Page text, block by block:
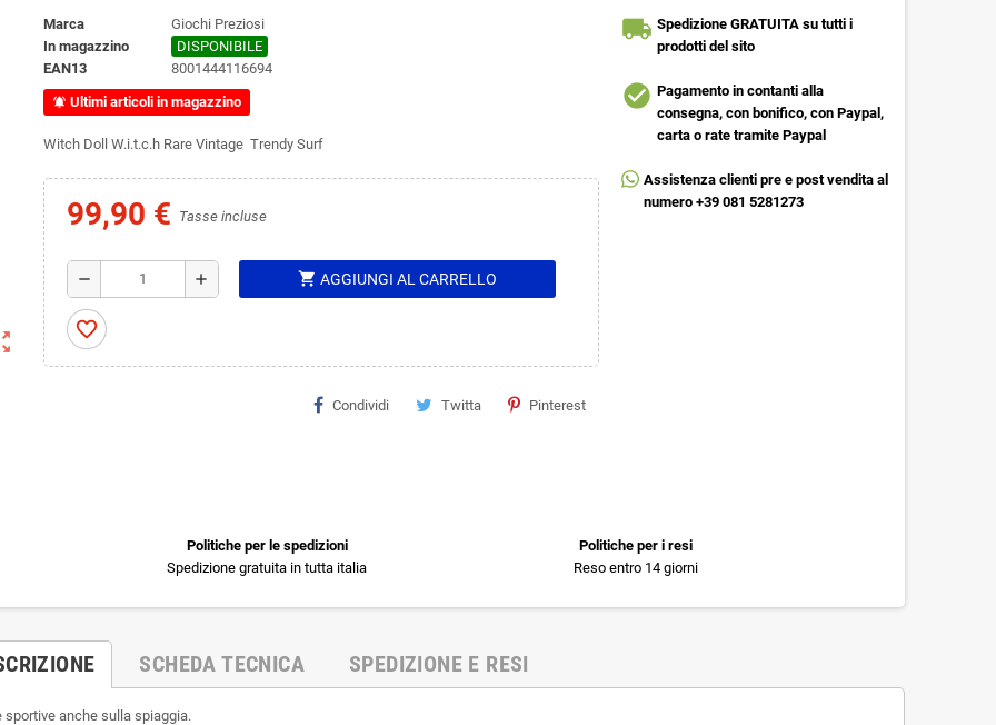
Marca
Giochi Preziosi
In magazzino
DISPONIBILE
EAN13
8001444116694
notifications_active Ultimi articoli in magazzino
Witch Doll W.i.t.c.h Rare Vintage Trendy Surf
99,90 € Tasse incluse
remove add shopping_cart AGGIUNGI AL CARRELLO
favorite_border
Condividi Twitta Pinterest
local_shipping Spedizione GRATUITA su tutti i
prodotti del sito
check_circle Pagamento in contanti alla
consegna, con bonifico, con Paypal,
carta o rate tramite Paypal
Assistenza clienti pre e post vendita al
numero +39 081 5281273
Politiche per le spedizioni
Spedizione gratuita in tutta italia
Politiche per i resi
Reso entro 14 giorni
SCHEDA TECNICA SPEDIZIONE E RESI
sportive anche sulla spiaggia.